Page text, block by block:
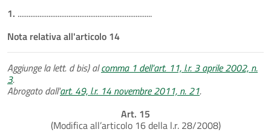
1. ..........................................................................
Nota relativa all'articolo 14
Aggiunge la lett. d bis) alcomma 1 dell’art. 11, l.r. 3 aprile 2002, n.
3.
Abrogato dall'art. 49, l.r. 14 novembre 2011, n. 21.
Art. 15
(Modifica all’articolo 16 della l.r. 28/2008)